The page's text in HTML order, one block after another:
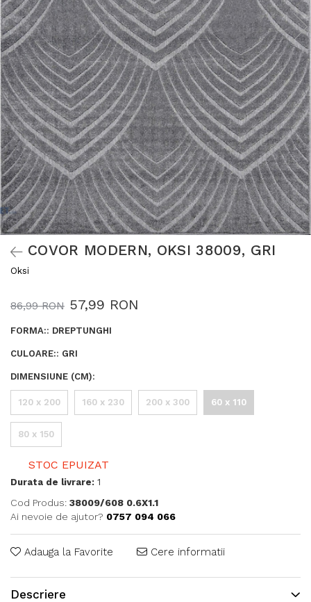
COVOR MODERN, OKSI 38009, GRI
Oksi
86,99 RON 57,99 RON
FORMA:: DREPTUNGHI
CULOARE:: GRI
DIMENSIUNE (CM):
120 x 200 160 x 230 200 x 300 60 x 110
80 x 150
STOC EPUIZAT
Durata de livrare: 1
Cod Produs: 38009/608 0.6X1.1
Ai nevoie de ajutor? 0757 094 066
Adauga la Favorite Cere informatii
Descriere